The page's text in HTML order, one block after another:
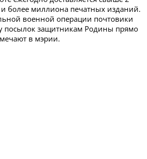
более миллиона печатных изданий.
военной операции почтовики
посылок защитникам Родины прямо
в мэрии.